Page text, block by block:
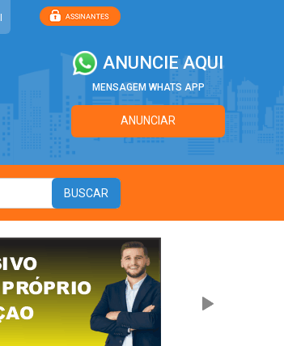
ANUNCIE AQUI
MENSAGEM WHATS APP
ANUNCIAR